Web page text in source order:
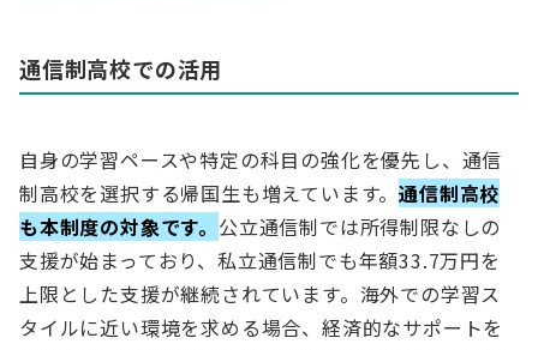
通信制高校での活用
自身の学習ペースや特定の科目の強化を優先し、通信
制高校を選択する帰国生も増えています。通信制高校
も本制度の対象です。 公立通信制では所得制限なしの
支援が始まっており、私立通信制でも年額33.7万円を
上限とした支援が継続されています。海外での学習ス
タイルに近い環境を求める場合、経済的なサポートを